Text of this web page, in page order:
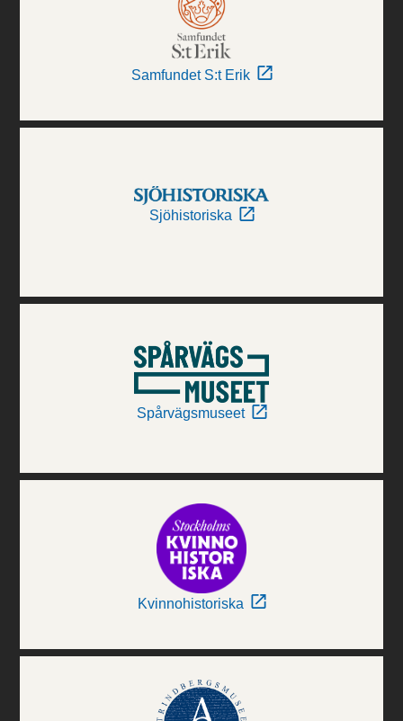
Samfundet S:t Erik
Sjöhistoriska
Spårvägsmuseet
Kvinnohistoriska